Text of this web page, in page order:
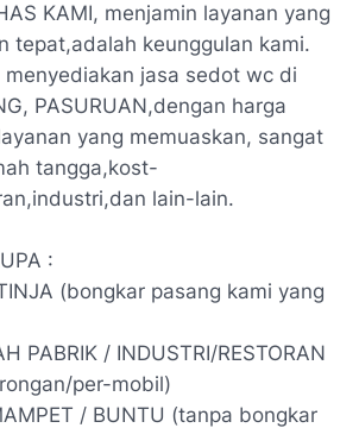
KAMI, menjamin layanan yang
tepat,adalah keunggulan kami.
menyediakan jasa sedot wc di
PASURUAN,dengan harga
yang memuaskan, sangat
tangga,kost-
lain-lain.
:
(bongkar pasang kami yang
PABRIK / INDUSTRI/RESTORAN
per-mobil)
/ BUNTU (tanpa bongkar